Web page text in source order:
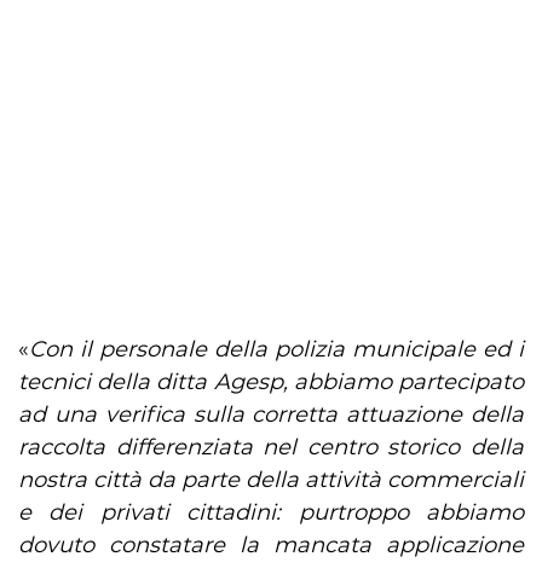
«Con il personale della polizia municipale ed i
tecnici della ditta Agesp, abbiamo partecipato
ad una verifica sulla corretta attuazione della
raccolta differenziata nel centro storico della
nostra città da parte della attività commerciali
e dei privati cittadini: purtroppo abbiamo
dovuto constatare la mancata applicazione